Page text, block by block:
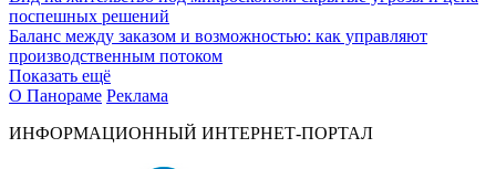
поспешных решений
Баланс между заказом и возможностью: как управляют
производственным потоком
Показать ещё
О Панораме Реклама
ИНФОРМАЦИОННЫЙ ИНТЕРНЕТ-ПОРТАЛ